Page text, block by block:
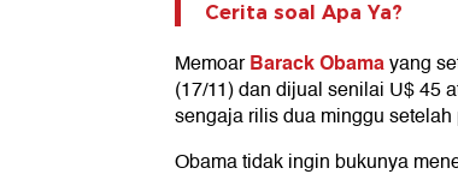
Cerita soal Apa Ya?
MemoarBarack Obamayang
(17/11) dan dijual senilai U$ 45
sengaja rilis dua minggu
Obama tidak ingin bukunya